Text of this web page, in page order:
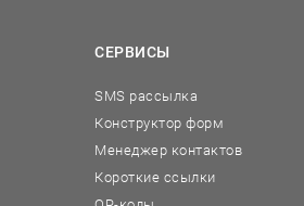
СЕРВИСЫ
SMS рассылка
Конструктор форм
Менеджер контактов
Короткие ссылки